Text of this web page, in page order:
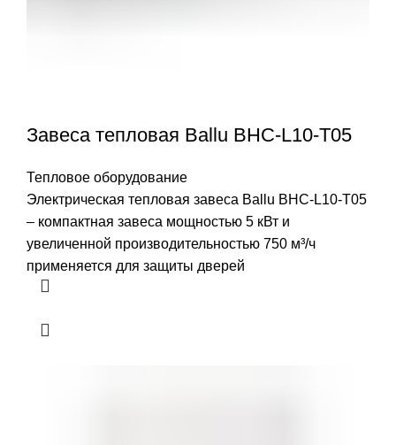
Завеса тепловая Ballu BHC-L10-T05
Тепловое оборудование
Электрическая тепловая завеса Ballu BHC-L10-T05
– компактная завеса мощностью 5 кВт и
увеличенной производительностью 750 м³/ч
применяется для защиты дверей